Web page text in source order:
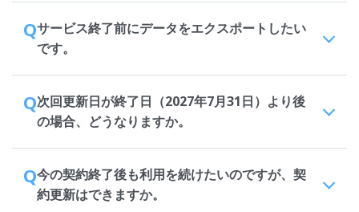
Qサービス終了前にデータをエクスポートしたい
です。
Q次回更新日が終了日（2027年7月31日）より後
の場合、どうなりますか。
Q今の契約終了後も利用を続けたいのですが、契
約更新はできますか。